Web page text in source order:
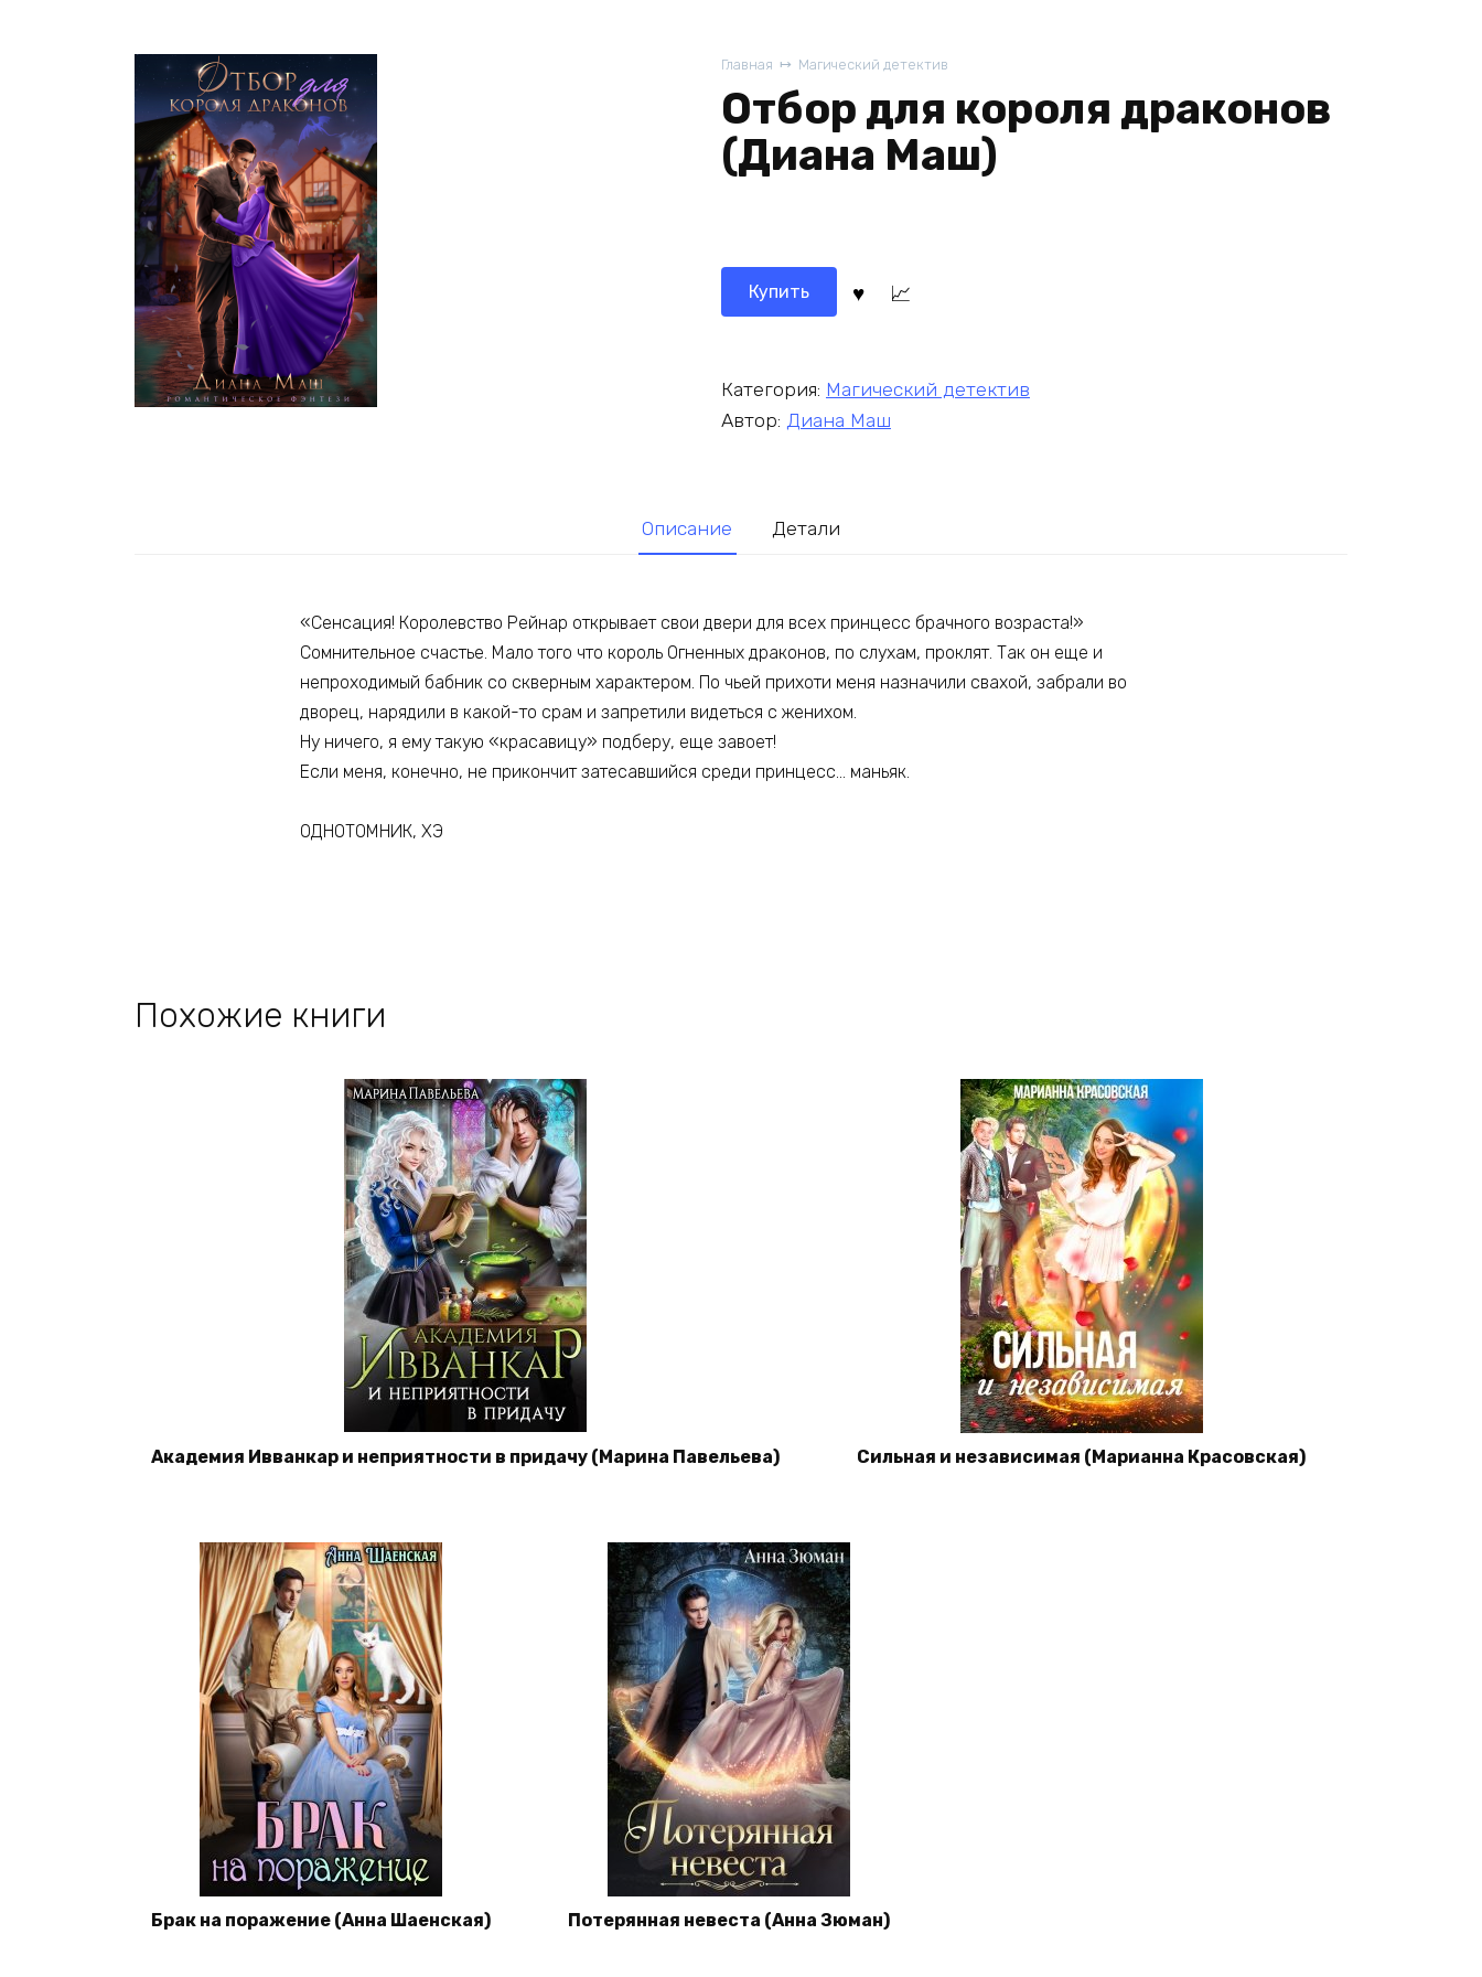
Главная Магический детектив
Отбор для короля драконов
(Диана Маш)
Купить
Категория: Магический детектив
Автор: Диана Маш
Описание Детали
«Сенсация! Королевство Рейнар открывает свои двери для всех принцесс брачного возраста!»
Сомнительное счастье. Мало того что король Огненных драконов, по слухам, проклят. Так он еще и
непроходимый бабник со скверным характером. По чьей прихоти меня назначили свахой, забрали во
дворец, нарядили в какой-то срам и запретили видеться с женихом.
Ну ничего, я ему такую «красавицу» подберу, еще завоет!
Если меня, конечно, не прикончит затесавшийся среди принцесс… маньяк.
ОДНОТОМНИК, ХЭ
Похожие книги
Академия Ивванкар и неприятности в придачу (Марина Павельева) Сильная и независимая (Марианна Красовская)
Брак на поражение (Анна Шаенская) Потерянная невеста (Анна Зюман)